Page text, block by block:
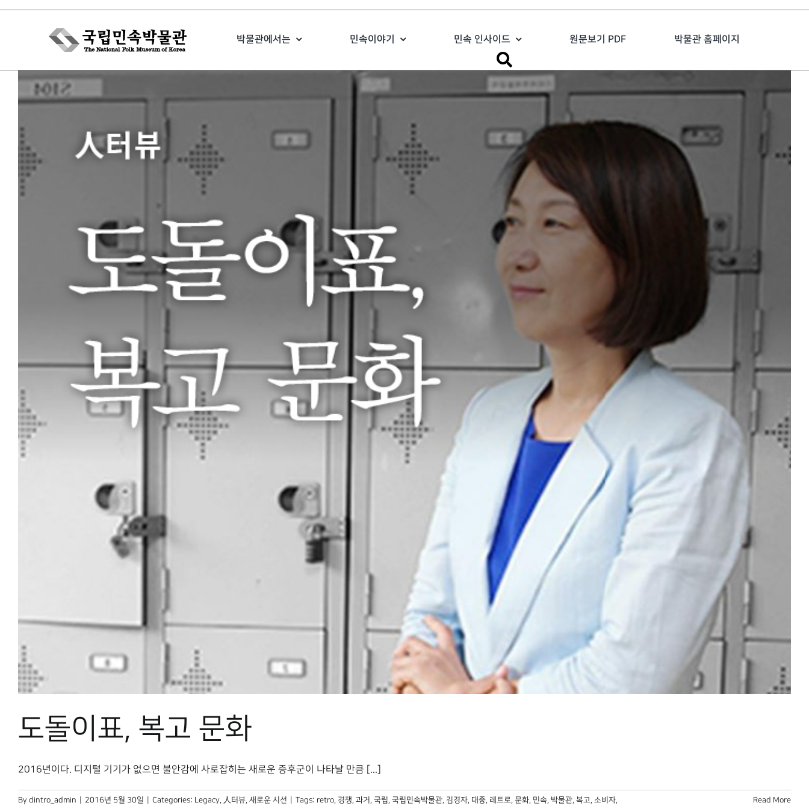
Skip
박물관에서는 민속이야기 민속 인사이드 원문보기 PDF 박물관 홈페이지
도돌이표, 복고 문화
2016년이다. 디지털 기기가 없으면 불안감에 사로잡히는 새로운 증후군이 나타날 만큼 [...]
By dintro_admin 2016년 5월 30일 Categories: Legacy, 人터뷰, 새로운 시선 Tags: retro, 경쟁, 과거 , 국립, 국립민속박물관, 김경자, 대중, 레트로, 문화, 민속, 박물관, 복고, 소비자, Read More